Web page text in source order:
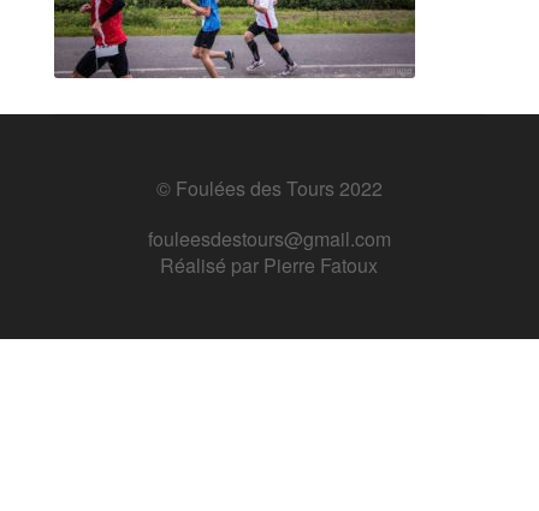
© Foulées des Tours 2022
fouleesdestours@gmail.com
Réalisé par Pierre Fatoux